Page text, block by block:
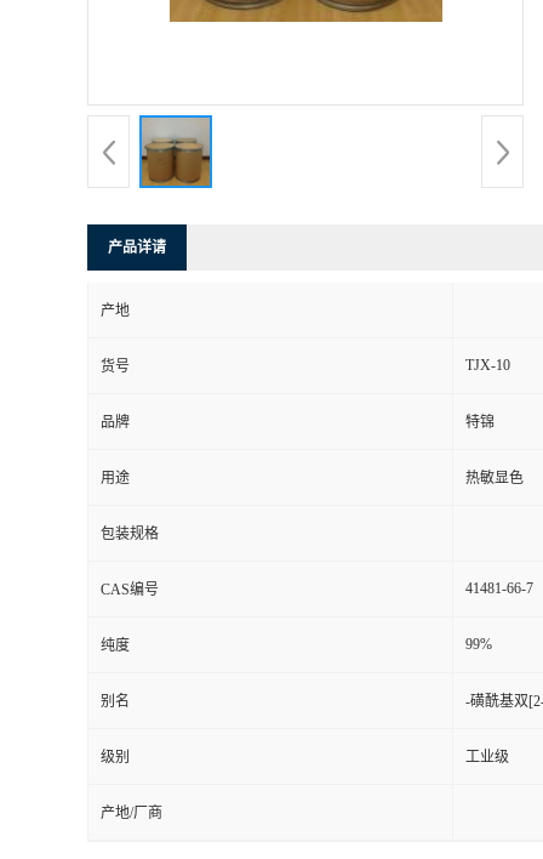
产品详请
产地
货号 TJX-10
品牌 特锦
用途 热敏显色
包装规格
CAS编号 41481-66-7
纯度 99%
别名 -磺酰基双
级别 工业级
产地/厂商